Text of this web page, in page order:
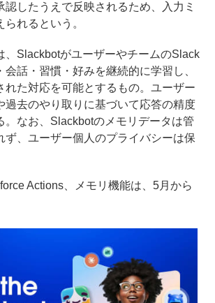
認したうえで反映されるため、入力ミ
れるという。
、SlackbotがユーザーやチームのSlack
会話・習慣・好みを継続的に学習し、
れた対応を可能とするもの。ユーザー
過去のやり取りに基づいて応答の精度
。なお、Slackbotのメモリデータは管
ず、ユーザー個人のプライバシーは保
Actions、メモリ機能は、5月から